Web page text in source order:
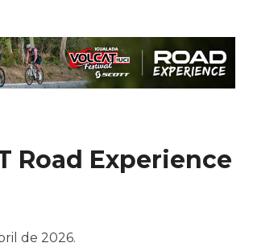
Road Experience
de 2026.